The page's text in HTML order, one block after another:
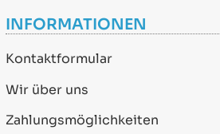
INFORMATIONEN
Kontaktformular
Wir über uns
Zahlungsmöglichkeiten